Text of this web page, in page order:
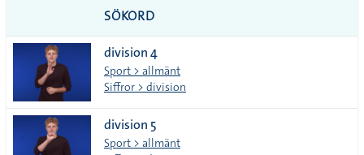
tecken
SÖKORD
division 4
Sport > allmänt
Siffror > division
division 5
Sport > allmänt